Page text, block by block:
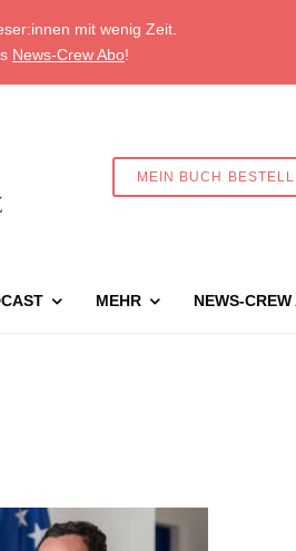
mit wenig Zeit.
News-Crew Abo!
MEIN BUCH
MEHR NEWS-